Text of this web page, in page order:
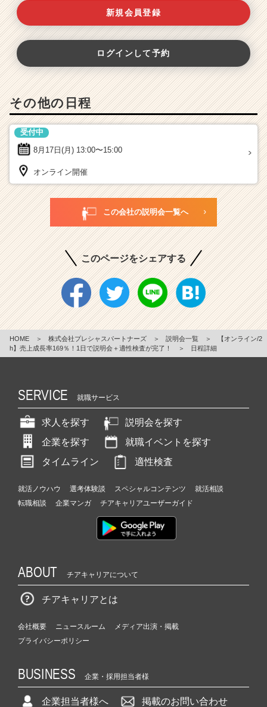
新規会員登録
ログインして予約
その他の日程
8月17日(月) 13:00〜15:00
受付中
オンライン開催
この会社の説明会一覧へ
このページをシェアする
HOME ＞ 株式会社プレシャスパートナーズ ＞ 説明会一覧 ＞
【オンライン/2
h】売上成長率169％！1日で説明会＋適性検査が完了！
＞ 日程詳細
SERVICE 就職サービス
求人を探す
説明会を探す
企業を探す
就職イベントを探す
タイムライン
適性検査
就活ノウハウ 選考体験談 スペシャルコンテンツ
就活相談
転職相談
企業マンガ チアキャリアユーザーガイド
ABOUT チアキャリアについて
チアキャリアとは
会社概要 ニュースルーム
メディア出演・掲載
プライバシーポリシー
BUSINESS 企業・採用担当者様
企業担当者様へ 掲載のお問い合わせ